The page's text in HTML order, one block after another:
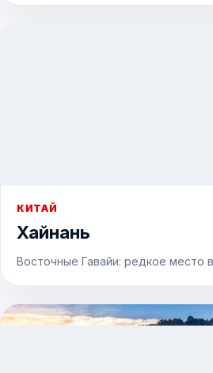
КИТАЙ
Хайнань
Восточные Гавайи: редкое место